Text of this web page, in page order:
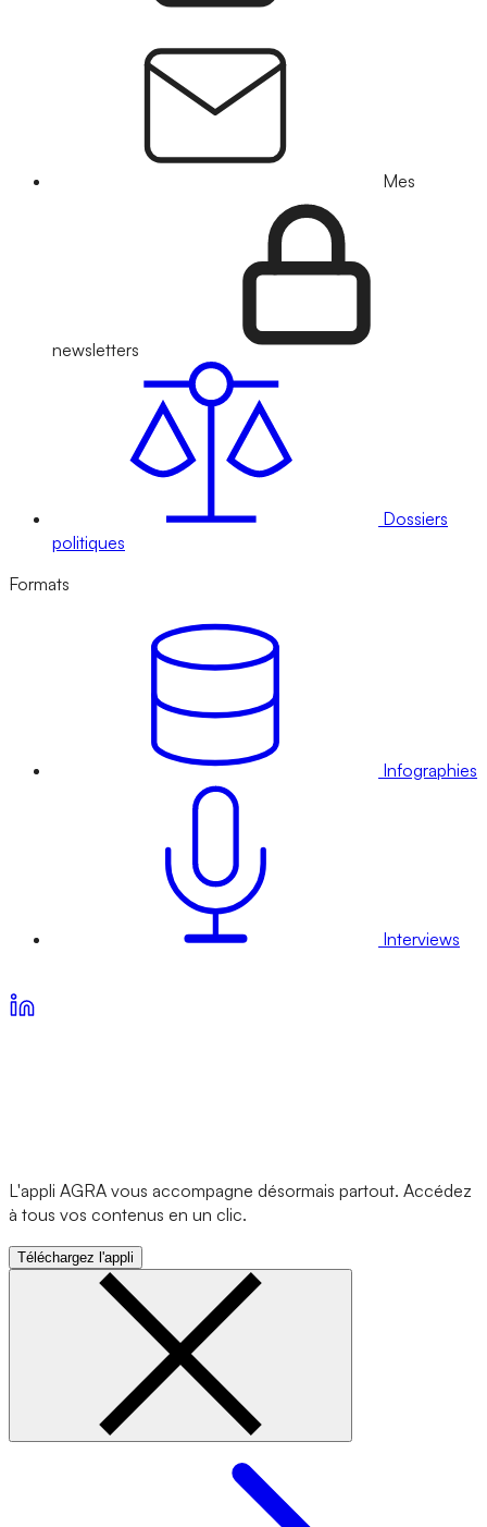
Mes
newsletters
Dossiers
politiques
Formats
Infographies
Interviews
L'appli AGRA vous accompagne désormais partout. Accédez
à tous vos contenus en un clic.
Téléchargez l'appli